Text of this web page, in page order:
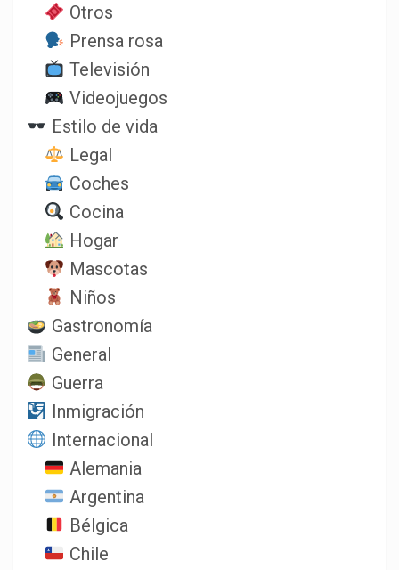
Otros
Prensa rosa
Televisión
Videojuegos
Estilo de vida
Legal
Coches
Cocina
Hogar
Mascotas
Niños
Gastronomía
General
Guerra
Inmigración
Internacional
Alemania
Argentina
Bélgica
Chile